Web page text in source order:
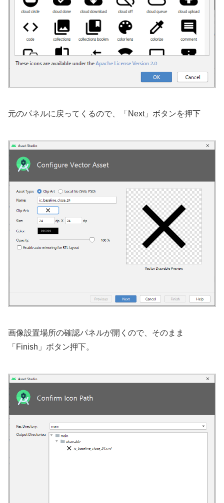
元のパネルに戻ってくるので、「Next」ボタンを押下
画像設置場所の確認パネルが開くので、そのまま
「Finish」ボタン押下。